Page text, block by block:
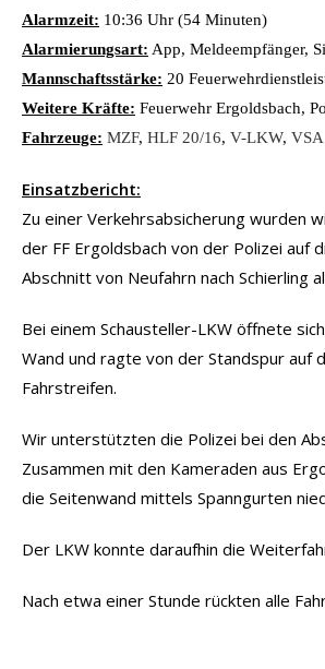
Alarmzeit: 10:36 Uhr (54 Minuten)
Alarmierungsart: App, Meldeempfänger,
Mannschaftsstärke: 20
Weitere Kräfte: Feuerwehr Ergoldsbach,
Fahrzeuge: MZF, HLF 20/16, V-LKW, VSA
Einsatzbericht:
Zu einer Verkehrsabsicherung wurden
der FF Ergoldsbach von der Polizei auf
Abschnitt von Neufahrn nach Schierling
Bei einem Schausteller-LKW öffnete
Wand und ragte von der Standspur auf
Fahrstreifen.
Wir unterstützten die Polizei bei den
Zusammen mit den Kameraden aus
die Seitenwand mittels Spanngurten
Der LKW konnte daraufhin die
Nach etwa einer Stunde rückten alle